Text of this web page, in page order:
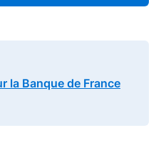
la Banque de France